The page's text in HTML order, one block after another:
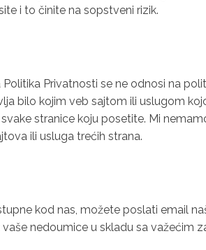
i to činite na sopstveni rizik.
Privatnosti se ne odnosi na
bilo kojim veb sajtom ili uslugom
stranice koju posetite. Mi
ili usluga trećih strana.
kod nas, možete poslati email
nedoumice u skladu sa važećim